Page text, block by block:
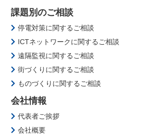
課題別のご相談
停電対策に関するご相談
ICTネットワークに関するご相談
遠隔監視に関するご相談
街づくりに関するご相談
ものづくりに関するご相談
会社情報
代表者ご挨拶
会社概要